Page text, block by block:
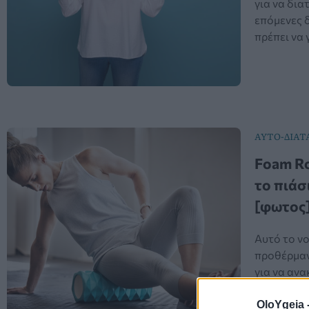
OloYgeia
για να
επόμενες
πρέπει να
ΑΥΤΟ-
Foam
το
Αυτό το
για να